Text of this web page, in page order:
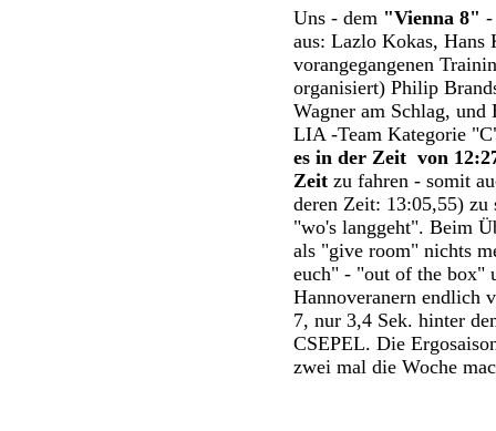
Uns - dem "Vienna 8" -
aus: Lazlo Kokas, Hans
vorangegangenen
organisiert) Philip
Wagner am Schlag,
LIA -Team Kategorie
es in der Zeit von
Zeit zu fahren - somit
deren Zeit: 13:05,55) zu
"wo's langgeht". Beim
als "give room" nichts
euch" - "out of the box"
Hannoveranern endlich
7, nur 3,4 Sek. hinter
CSEPEL. Die
zwei mal die Woche